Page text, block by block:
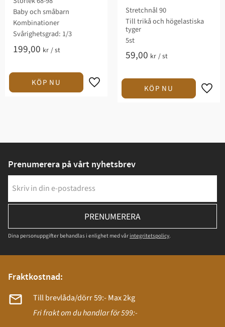
Baby och småbarn
Kombinationer
Svårighetsgrad: 1/3​
199,00 kr /st
Stretchnål 90
Till trikå och högelastiska
tyger
5st
59,00 kr /st
Prenumerera på vårt nyhetsbrev
PRENUMERERA
Dina personuppgifter behandlas i enlighet med vår integritetspolicy.
Fraktkostnad:
Till brevlåda/dörr 59:- Max 2kg
Fri frakt om du handlar för 599:-